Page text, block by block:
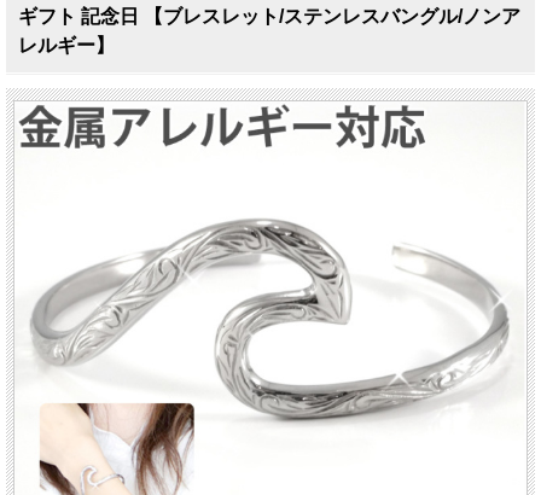
ギフト 記念日 【ブレスレット/ステンレスバングル/ノンア
レルギー】